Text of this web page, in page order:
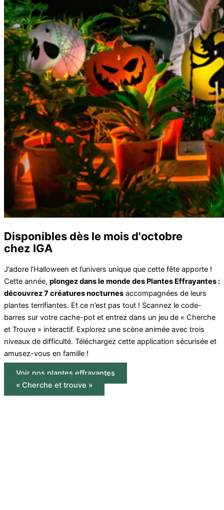
Disponibles dès le mois d'octobre
chez IGA
J’adore l’Halloween et l’univers unique que cette fête apporte !
Cette année, plongez dans le monde des Plantes Effrayantes :
découvrez 7 créatures nocturnes accompagnées de leurs
plantes terrifiantes. Et ce n’est pas tout ! Scannez le code-
barres sur votre cache-pot et entrez dans un jeu de « Cherche
et Trouve » interactif. Explorez une scène animée avec trois
niveaux de difficulté. Téléchargez cette application sécurisée et
amusez-vous en famille !
Voir nos plantes effrayantes
« Cherche et trouve »